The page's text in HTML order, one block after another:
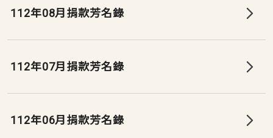
112年08月捐款芳名錄
112年07月捐款芳名錄
112年06月捐款芳名錄